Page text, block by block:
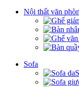
Nội thất văn
Sofa